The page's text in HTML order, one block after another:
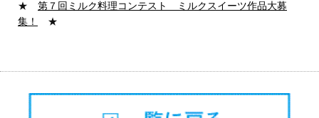
★ 第７回ミルク料理コンテスト ミルクスイーツ作品大募
集！
★